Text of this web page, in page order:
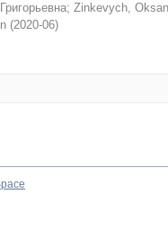
; Zinkevych,
(2020-06)